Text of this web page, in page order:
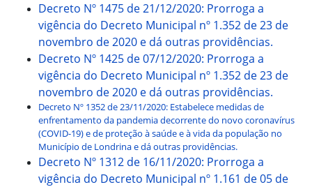
Decreto Nº 1475 de 21/12/2020: Prorroga a
vigência do Decreto Municipal nº 1.352 de 23 de
novembro de 2020 e dá outras providências.
Decreto Nº 1425 de 07/12/2020: Prorroga a
vigência do Decreto Municipal nº 1.352 de 23 de
novembro de 2020 e dá outras providências.
Decreto Nº 1352 de 23/11/2020: Estabelece medidas de
enfrentamento da pandemia decorrente do novo coronavírus
(COVID-19) e de proteção à saúde e à vida da população no
Município de Londrina e dá outras providências.
Decreto Nº 1312 de 16/11/2020: Prorroga a
vigência do Decreto Municipal nº 1.161 de 05 de